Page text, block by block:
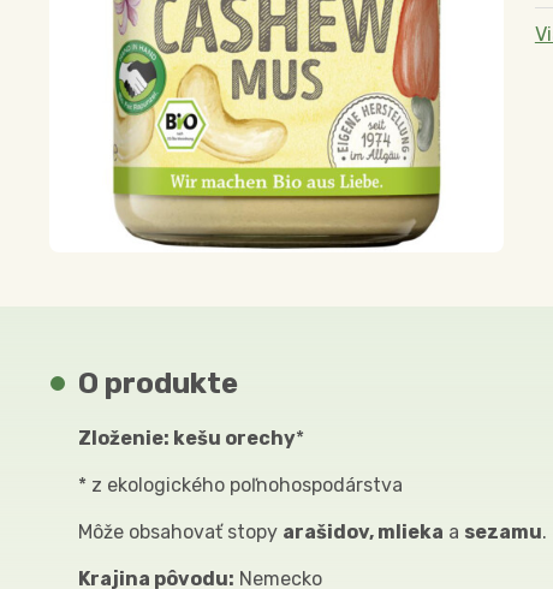
O produkte
Zloženie: kešu orechy*
* z ekologického poľnohospodárstva
Môže obsahovať stopy arašidov, mlieka a sezamu.
Krajina pôvodu: Nemecko